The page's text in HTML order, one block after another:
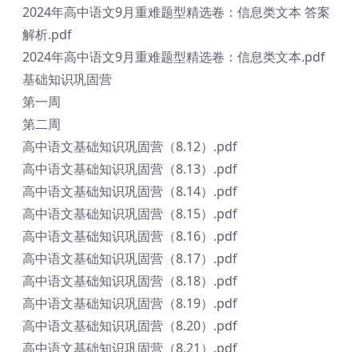
2024年高中语文9月重难题型精选卷：信息类文本 答案
解析.pdf
2024年高中语文9月重难题型精选卷：信息类文本.pdf
基础知识巩固营
第一周
第二周
高中语文基础知识巩固营（8.12）.pdf
高中语文基础知识巩固营（8.13）.pdf
高中语文基础知识巩固营（8.14）.pdf
高中语文基础知识巩固营（8.15）.pdf
高中语文基础知识巩固营（8.16）.pdf
高中语文基础知识巩固营（8.17）.pdf
高中语文基础知识巩固营（8.18）.pdf
高中语文基础知识巩固营（8.19）.pdf
高中语文基础知识巩固营（8.20）.pdf
高中语文基础知识巩固营（8.21）.pdf